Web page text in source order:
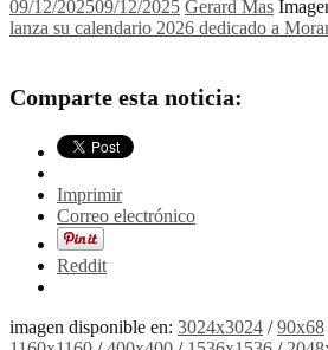
09/12/202509/12/2025 Gerard Mas
lanza su calendario 2026 dedicado a
Comparte esta noticia:
Imprimir
Correo electrónico
Reddit
imagen disponible en: 3024x3024 /90x68